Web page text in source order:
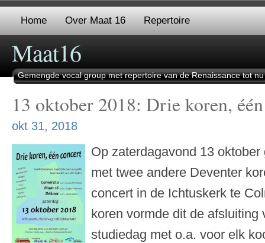
Home Over Maat 16 Repertoire
Maat16
Gemengde vocal group met repertoire van de Renaissance tot nu
13 oktober 2018: Drie koren,
okt 31, 2018
Op zaterdagavond 13
met twee andere Deventer
concert in de Ichtuskerk te
koren vormde dit de afsluiting
studiedag met o.a. voor elk